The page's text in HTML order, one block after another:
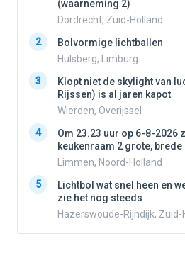
(waarneming 2)
Dordrecht, Zuid-Holland
2
Bolvormige lichtballen
Hulsberg, Limburg
3
Klopt niet de skylight van
Rijssen) is al jaren kapot
Wierden, Overijssel
4
Om 23.23 uur op 6-8-2026
keukenraam 2 grote,
Limmen, Noord-Holland
5
Lichtbol wat snel heen en
zie het nog steeds
Hazerswoude-Rijndijk, Zuid-